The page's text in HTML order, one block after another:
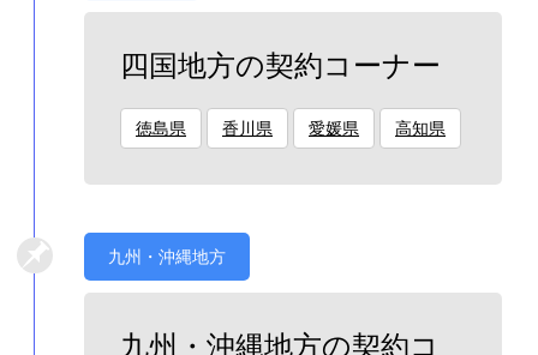
四国地方の契約コーナー
徳島県 香川県 愛媛県 高知県
九州・沖縄地方
九州・沖縄地方の契約コ